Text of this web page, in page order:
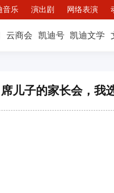
音乐 演出剧 网络表演
云商会 凯迪号 凯迪文学
儿子的家长会，我